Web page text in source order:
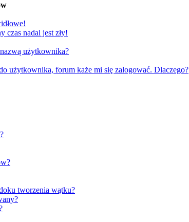
czas nadal jest zły!
użytkownika?
użytkownika, forum każe mi się zalogować. Dlaczego?
tworzenia wątku?